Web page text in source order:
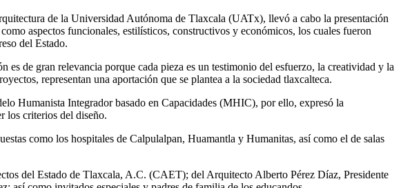
de la Universidad Autónoma de Tlaxcala (UATx), llevó a cabo la presentación
aspectos funcionales, estilísticos, constructivos y económicos, los cuales fueron
del Estado.
de gran relevancia porque cada pieza es un testimonio del esfuerzo, la creatividad y la
representan una aportación que se plantea a la sociedad tlaxcalteca.
Humanista Integrador basado en Capacidades (MHIC), por ello, expresó la
los criterios del diseño.
como los hospitales de Calpulalpan, Huamantla y Humanitas, así como el de salas
del Estado de Tlaxcala, A.C. (CAET); del Arquitecto Alberto Pérez Díaz, Presidente